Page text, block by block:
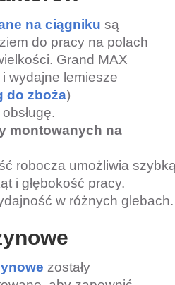
na ciągniku są
do pracy na polach
Grand MAX
wydajne lemiesze
do zboża)
montowanych na
robocza umożliwia
i głębokość pracy.
w różnych glebach.
zostały